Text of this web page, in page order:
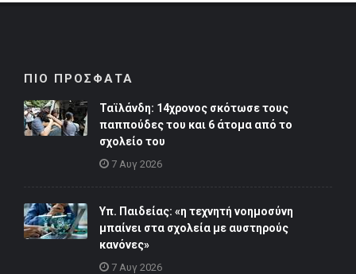
ΠΙΟ ΠΡΟΣΦΑΤΑ
Ταϊλάνδη: 14χρονος σκότωσε τους
παππούδες του και 6 άτομα από το
σχολείο του
7 Αυγ 2026
Υπ. Παιδείας: «η τεχνητή νοημοσύνη
μπαίνει στα σχολεία με αυστηρούς
κανόνες»
7 Αυγ 2026